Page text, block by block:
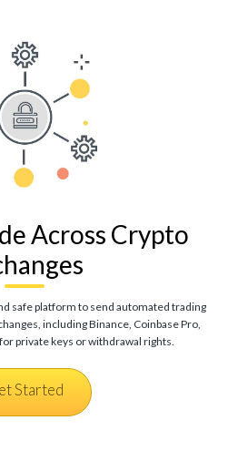
Across Crypto
safe platform to send automated trading
including Binance, Coinbase Pro,
private keys or withdrawal rights.
Started